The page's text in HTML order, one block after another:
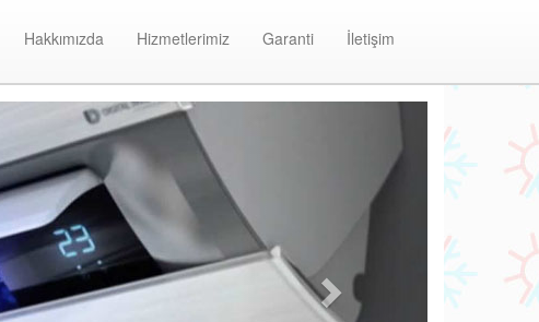
Hakkımızda Hizmetlerimiz Garanti İletişim